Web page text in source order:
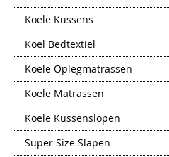
Koele Kussens
Koel Bedtextiel
Koele Oplegmatrassen
Koele Matrassen
Koele Kussenslopen
Super Size Slapen